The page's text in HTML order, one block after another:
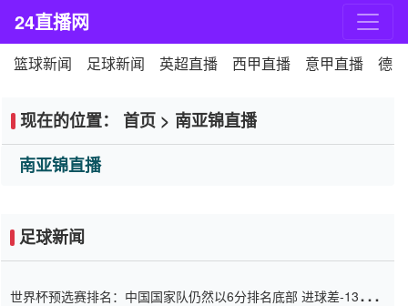
24直播网
篮球新闻 足球新闻 英超直播 西甲直播 意甲直播 德
现在的位置： 首页 > 南亚锦直播
南亚锦直播
足球新闻
世界杯预选赛排名：中国国家队仍然以6分排名底部 进球差-13令人